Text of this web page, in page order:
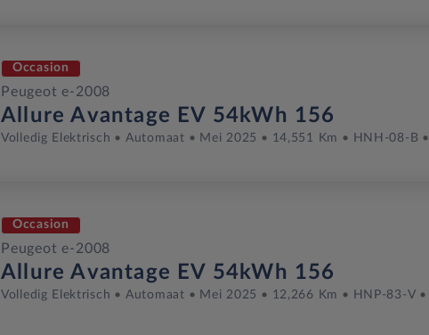
Occasion
Peugeot e-2008
Allure Avantage EV 54kWh 156
Volledig Elektrisch Automaat Mei 2025 14,551 Km HNH-08-B
Occasion
Peugeot e-2008
Allure Avantage EV 54kWh 156
Volledig Elektrisch Automaat Mei 2025 12,266 Km HNP-83-V